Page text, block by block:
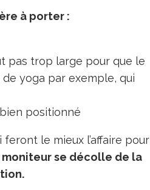
à porter :
pas trop large pour que le
yoga par exemple, qui
positionné
le mieux l’affaire pour
moniteur se décolle de la